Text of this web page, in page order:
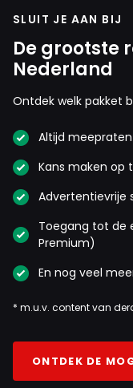
SLUIT JE AAN BIJ
De grootste
Nederland
Ontdek welk pakket
Altijd meepraten
Kans maken op
Advertentievrije
Toegang tot de
Premium)
En nog veel
* m.u.v. content van
ONTDEK DE